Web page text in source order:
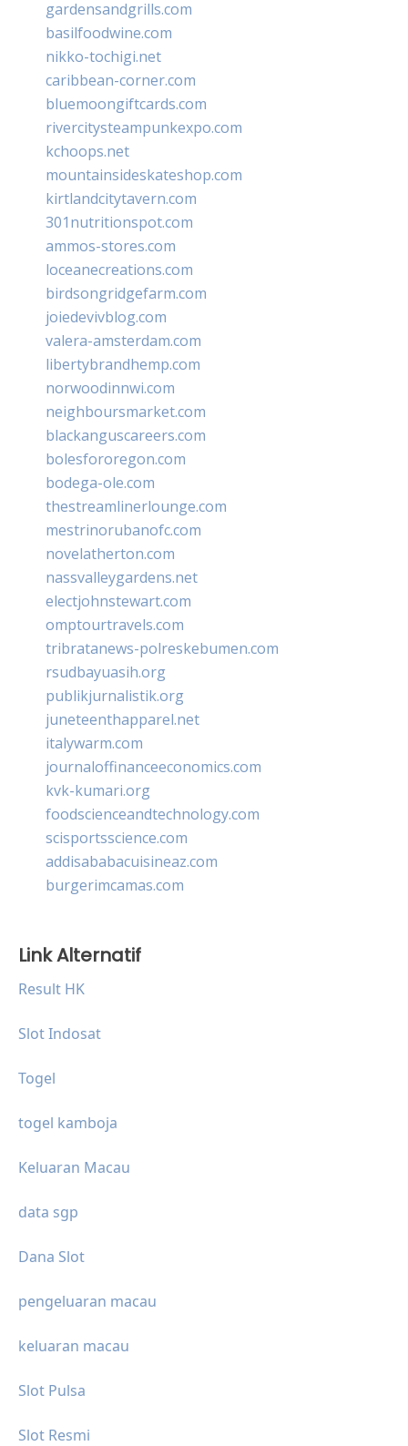
gardensandgrills.com
basilfoodwine.com
nikko-tochigi.net
caribbean-corner.com
bluemoongiftcards.com
rivercitysteampunkexpo.com
kchoops.net
mountainsideskateshop.com
kirtlandcitytavern.com
301nutritionspot.com
ammos-stores.com
loceanecreations.com
birdsongridgefarm.com
joiedevivblog.com
valera-amsterdam.com
libertybrandhemp.com
norwoodinnwi.com
neighboursmarket.com
blackanguscareers.com
bolesfororegon.com
bodega-ole.com
thestreamlinerlounge.com
mestrinorubanofc.com
novelatherton.com
nassvalleygardens.net
electjohnstewart.com
omptourtravels.com
tribratanews-polreskebumen.com
rsudbayuasih.org
publikjurnalistik.org
juneteenthapparel.net
italywarm.com
journaloffinanceeconomics.com
kvk-kumari.org
foodscienceandtechnology.com
scisportsscience.com
addisababacuisineaz.com
burgerimcamas.com
Link Alternatif
Result HK
Slot Indosat
Togel
togel kamboja
Keluaran Macau
data sgp
Dana Slot
pengeluaran macau
keluaran macau
Slot Pulsa
Slot Resmi